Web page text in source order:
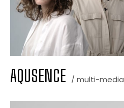
AQUSENCE / multi-media